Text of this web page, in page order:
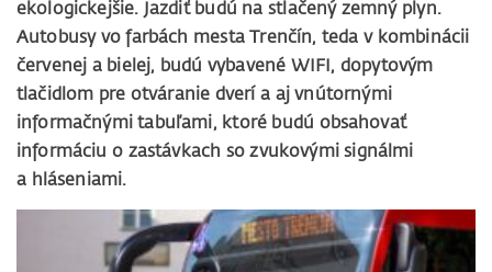
ekologickejšie. Jazdiť budú na stlačený zemný plyn.
Autobusy vo farbách mesta Trenčín, teda v kombinácii
červenej a bielej, budú vybavené WIFI, dopytovým
tlačidlom pre otváranie dverí a aj vnútornými
informačnými tabuľami, ktoré budú obsahovať
informáciu o zastávkach so zvukovými signálmi
a hláseniami.